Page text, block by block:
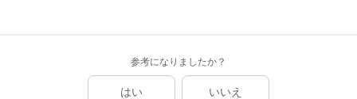
参考になりましたか？
はい いいえ